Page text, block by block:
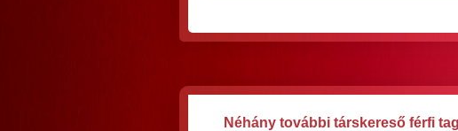
Néhány további társkereső férfi